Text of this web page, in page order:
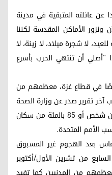
عن عائلته المتبقية في مدينة
الأماكن المقدسة لكننا
لا شجرة ميلاد، لا زينة، لا
"أصلي أن تنتهي الحرب بأسرع
إلى مقتل 20424 شخصًا في قطاع غزة، معظمهم من
آخر تقرير صدر عن وزارة الصحة
التابعة لحماس. كما أجبر 1,9 مليون شخص أو 85 بالمئة من سكان
الأمم المتحدة.
بعد الهجوم غير المسبوق
من تشرين الأول/أكتوبر